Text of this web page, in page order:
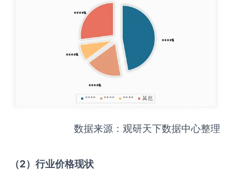
数据来源：观研天下数据中心整理
（2）行业价格现状